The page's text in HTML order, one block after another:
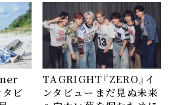
ビ
TAGRIGHT『ZERO』イ
ンタビュー――まだ見ぬ未来